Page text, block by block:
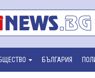
БЪЛГАРИЯ